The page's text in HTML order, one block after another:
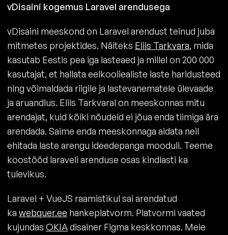
vDisaini kogemus Laravel arendusega
vDisaini meeskond on Laravel arendust teinud juba
mitmetes projektides. Näiteks Eliis Tarkvara, mida
kasutab Eestis pea iga lasteaed ja millel on 200 000
kasutajat, et hallata eelkooliealiste laste haridusteed
ning võimaldada riigile ja lastevanematele ülevaade
ja aruandlus. Eliis Tarkvaral on meeskonnas mitu
arendajat, kuid kõiki nõudeid ei jõua enda tiimiga ära
arendada. Saime enda meeskonnaga aidata neil
ehitada laste arengu ideedepanga mooduli. Teeme
koostööd laraveli arenduse osas kindlasti ka
tulevikus.
Laravel + VueJS raamistikul sai arendatud
ka webquer.ee hankeplatvorm. Platvormi vaated
kujundas OKIAdisainer Figma keskkonnas. Meie